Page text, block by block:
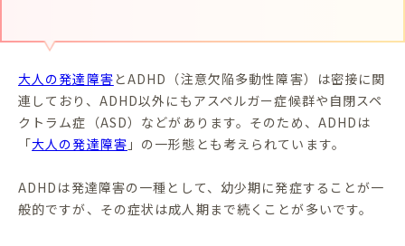
大人の発達障害 とADHD（注意欠陥多動性障害）は密接に関
連しており、ADHD以外にもアスペルガー症候群や自閉スペ
クトラム症（ASD）などがあります。そのため、ADHDは
「大人の発達障害 」の一形態とも考えられています。
ADHDは発達障害の一種として、幼少期に発症することが一
般的ですが、その症状は成人期まで続くことが多いです。